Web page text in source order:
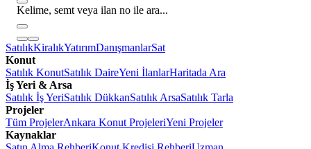
Kelime, semt veya ilan no ile ara...
SatılıkKiralıkYatırımDanışmanlarSat
Konut
Satılık KonutSatılık DaireYeni İlanlarHaritada Ara
İş Yeri & Arsa
Satılık İş YeriSatılık DükkanSatılık ArsaSatılık Tarla
Projeler
Tüm ProjelerAnkara Konut ProjeleriYeni Projeler
Kaynaklar